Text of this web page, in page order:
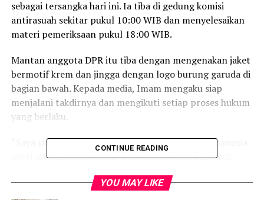
sebagai tersangka hari ini. Ia tiba di gedung komisi
antirasuah sekitar pukul 10:00 WIB dan menyelesaikan
materi pemeriksaan pukul 18:00 WIB.
Mantan anggota DPR itu tiba dengan mengenakan jaket
bermotif krem dan jingga dengan logo burung garuda di
bagian bawah. Kepada media, Imam mengaku siap
menjalani takdirnya dan mengikuti setiap proses hukum
yang berlaku.
“Saya siap menghadapi takdir ini karena setiap manusia
pasti menghadapi takdir,” kata Imam pada pagi tadi.
Takdir yang disebut Imam tadi akhirnya menjadi
kenyataan. Ia dikalungkan rompi oranye dan kedua
CONTINUE READING
YOU MAY LIKE